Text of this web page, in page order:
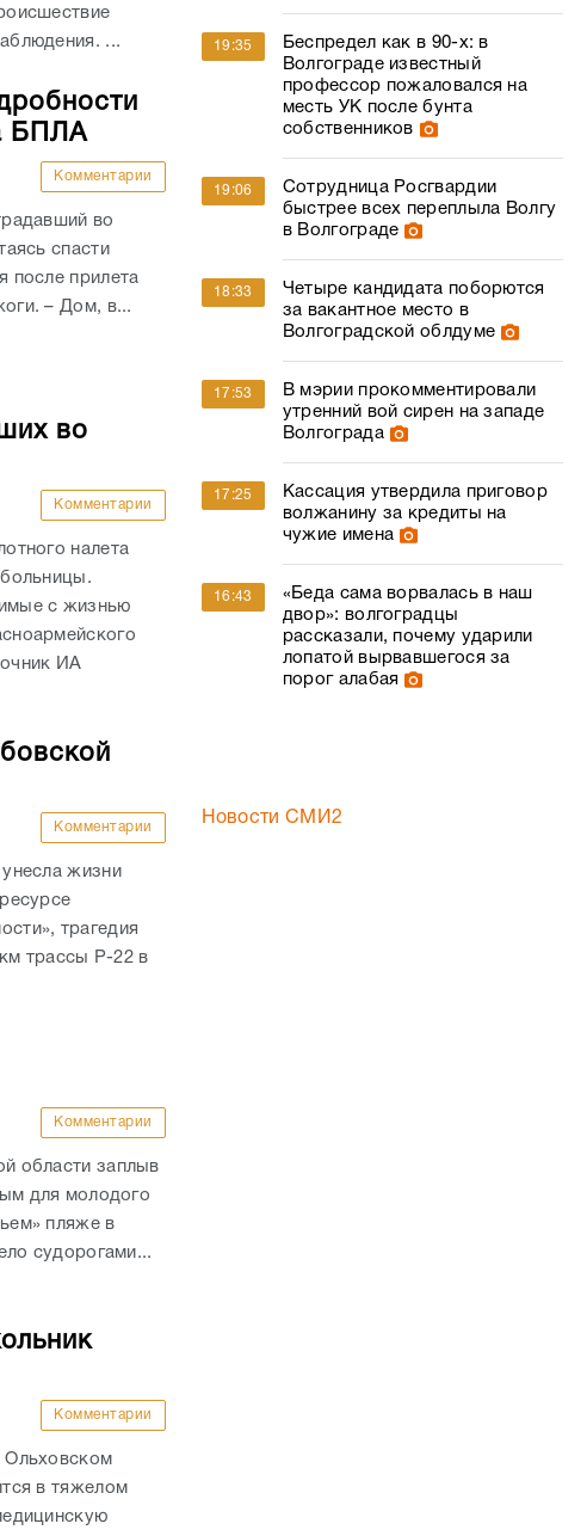
...
БПЛА
Комментарии
во
спасти
после прилета
– Дом, в...
во
Комментарии
налета
с жизнью
ИА
Комментарии
жизни
трагедия
трассы Р-22 в
Комментарии
области заплыв
для молодого
пляже в
судорогами...
Комментарии
Ольховском
в тяжелом
19:35
Беспредел как в 90-х: в
Волгограде известный
профессор пожаловался на
месть УК после бунта
собственников
19:06
Сотрудница Росгвардии
быстрее всех переплыла Волгу
в Волгограде
18:33
Четыре кандидата поборются
за вакантное место в
Волгоградской облдуме
17:53
В мэрии прокомментировали
утренний вой сирен на западе
Волгограда
17:25
Кассация утвердила приговор
волжанину за кредиты на
чужие имена
16:43
«Беда сама ворвалась в наш
двор»: волгоградцы
рассказали, почему ударили
лопатой вырвавшегося за
порог алабая
Новости СМИ2